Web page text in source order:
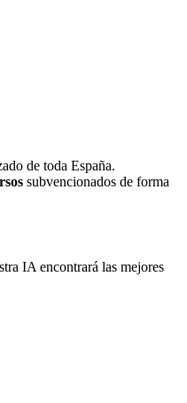
de toda España.
subvencionados de forma
IA encontrará las mejores